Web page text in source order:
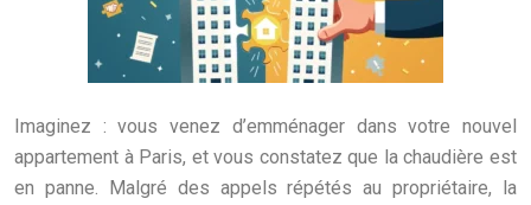
Imaginez : vous venez d’emménager dans votre nouvel
appartement à Paris, et vous constatez que la chaudière est
en panne. Malgré des appels répétés au propriétaire, la